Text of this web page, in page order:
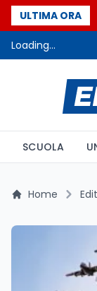
ULTIMA ORA
La denuncia
Loading...
SCUOLA
Home